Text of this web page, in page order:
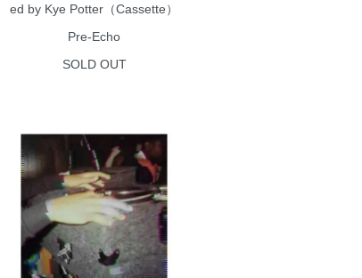
ed by Kye Potter（Cassette）
Pre-Echo
SOLD OUT